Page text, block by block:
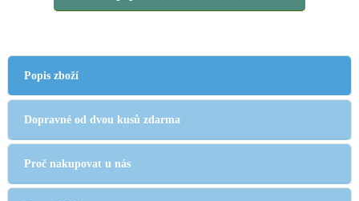
Popis zboží
Dopravné od dvou kusů zdarma
Proč nakupovat u nás